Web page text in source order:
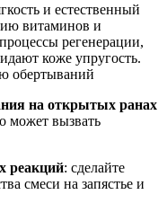
и естественный
витаминов и
регенерации,
коже упругость.
обертываний
на открытых ранах
может вызвать
реакций: сделайте
смеси на запястье и